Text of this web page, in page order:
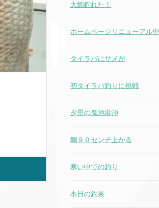
大鯛釣れた！
ホームページリニューアル中
タイラバにサメが
初タイラバ釣りに挑戦
夕景の鬼池港沖
鯛９０センチ上がる
寒い中での釣り
本日の釣果